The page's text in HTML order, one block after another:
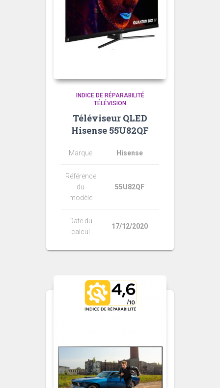
INDICE DE RÉPARABILITÉ
TÉLÉVISION
Téléviseur QLED
Hisense 55U82QF
Marque Hisense
Référence
du
modèle
55U82QF
Date du
calcul
17/12/2020